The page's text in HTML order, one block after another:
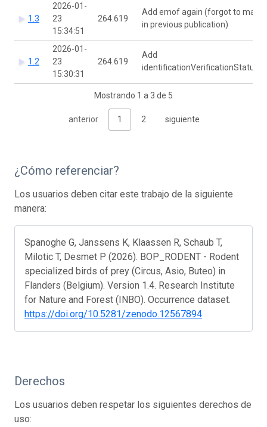
1.3
2026-01-
23
15:34:51
264.619
Add emof again (forgot to map
in previous publication)
1.2
2026-01-
23
15:30:31
264.619
Add
identificationVerificationStatus
Mostrando 1 a 3 de 5
anterior 1 2 siguiente
¿Cómo referenciar?
Los usuarios deben citar este trabajo de la siguiente
manera:
Spanoghe G, Janssens K, Klaassen R, Schaub T,
Milotic T, Desmet P (2026). BOP_RODENT - Rodent
specialized birds of prey (Circus, Asio, Buteo) in
Flanders (Belgium). Version 1.4. Research Institute
for Nature and Forest (INBO). Occurrence dataset.
https://doi.org/10.5281/zenodo.12567894
Derechos
Los usuarios deben respetar los siguientes derechos de
uso: